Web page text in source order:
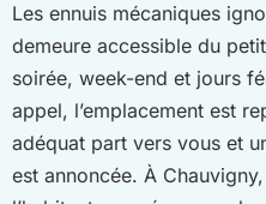
Les ennuis mécaniques
demeure accessible du
soirée, week-end et jours
appel, l’emplacement est
adéquat part vers vous et
est annoncée. À